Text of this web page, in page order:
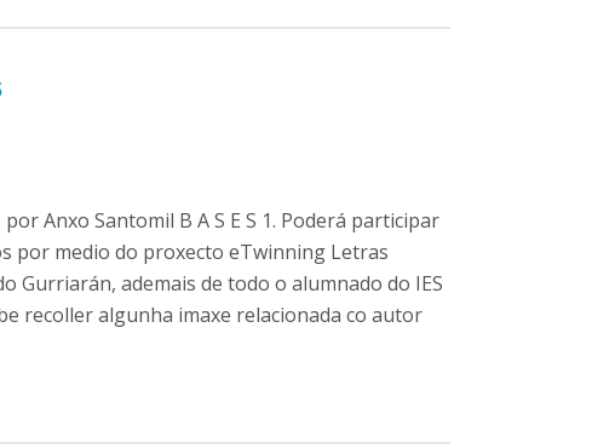
Anxo Santomil B A S E S 1. Poderá participar
por medio do proxecto eTwinning Letras
Gurriarán, ademais de todo o alumnado do IES
recoller algunha imaxe relacionada co autor